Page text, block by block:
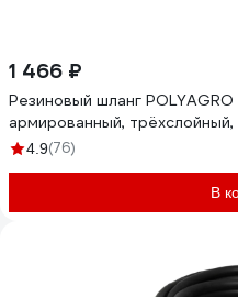
1 466 ₽
Резиновый шланг
армированный,
4.9(76)
В